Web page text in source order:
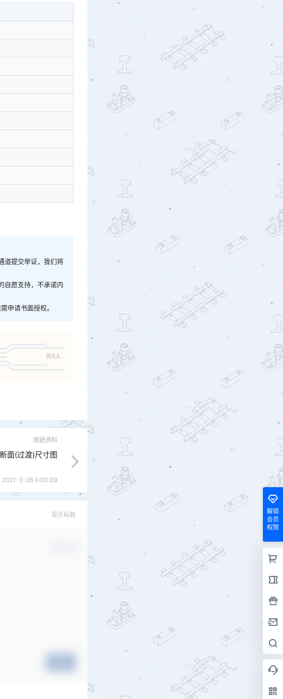
道提交举证，我们将
自愿支持，不承诺内
申请书面授权。
共0人
图纸资料
面(过渡)尺寸图
2021-3-26 0:00:09
提示标题
解锁
会员
权限